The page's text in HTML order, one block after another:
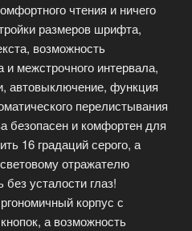
чтения и ничего
размеров шрифта,
возможность
и межстрочного интервала,
автовыключение, функция
перелистывания
безопасен и комфортен для
16 градаций серого, а
отражателю
усталости глаз!
корпус с
а возможность